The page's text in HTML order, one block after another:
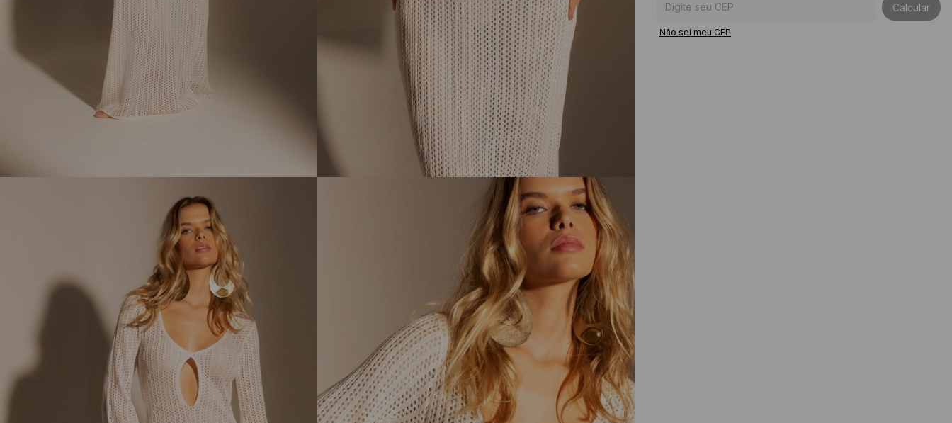
Calcular
Não sei meu CEP